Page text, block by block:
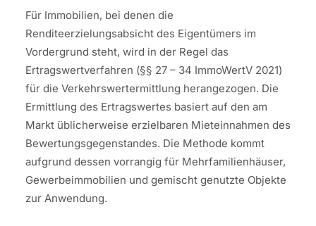
Für Immobilien, bei denen die
Renditeerzielungsabsicht des Eigentümers im
Vordergrund steht, wird in der Regel das
Ertragswertverfahren (§§ 27 – 34 ImmoWertV 2021)
für die Verkehrswertermittlung herangezogen. Die
Ermittlung des Ertragswertes basiert auf den am
Markt üblicherweise erzielbaren Mieteinnahmen des
Bewertungsgegenstandes. Die Methode kommt
aufgrund dessen vorrangig für Mehrfamilienhäuser,
Gewerbeimmobilien und gemischt genutzte Objekte
zur Anwendung.